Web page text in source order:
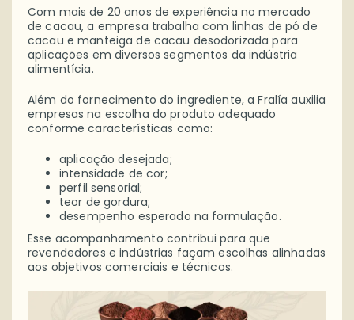
Com mais de 20 anos de experiência no mercado
de cacau, a empresa trabalha com linhas de pó de
cacau e manteiga de cacau desodorizada para
aplicações em diversos segmentos da indústria
alimentícia.
Além do fornecimento do ingrediente, a Fralía auxilia
empresas na escolha do produto adequado
conforme características como:
aplicação desejada;
intensidade de cor;
perfil sensorial;
teor de gordura;
desempenho esperado na formulação.
Esse acompanhamento contribui para que
revendedores e indústrias façam escolhas alinhadas
aos objetivos comerciais e técnicos.